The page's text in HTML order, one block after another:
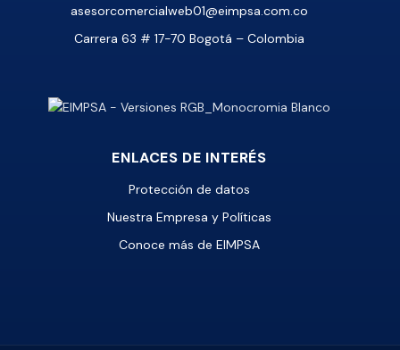
asesorcomercialweb01@eimpsa.com.co
Carrera 63 # 17-70 Bogotá – Colombia
ENLACES DE INTERÉS
Protección de datos
Nuestra Empresa y Políticas
Conoce más de EIMPSA